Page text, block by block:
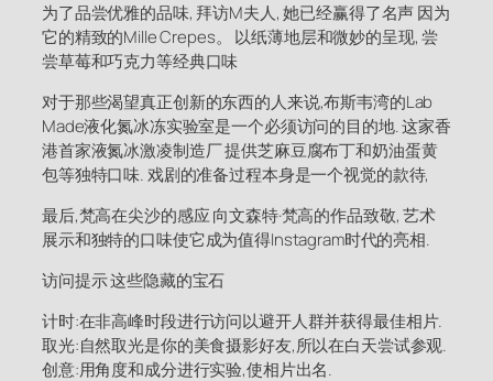
为了品尝优雅的品味, 拜访M夫人, 她已经赢得了名声 因为
它的精致的Mille Crepes。 以纸薄地层和微妙的呈现, 尝
尝草莓和巧克力等经典口味
对于那些渴望真正创新的东西的人来说,布斯韦湾的Lab
Made液化氮冰冻实验室是一个必须访问的目的地. 这家香
港首家液氮冰激凌制造厂 提供芝麻豆腐布丁和奶油蛋黄
包等独特口味. 戏剧的准备过程本身是一个视觉的款待,
最后,梵高在尖沙的感应 向文森特·梵高的作品致敬, 艺术
展示和独特的口味使它成为值得Instagram时代的亮相.
访问提示 这些隐藏的宝石
计时:在非高峰时段进行访问以避开人群并获得最佳相片.
取光:自然取光是你的美食摄影好友,所以在白天尝试参观.
创意:用角度和成分进行实验,使相片出名.